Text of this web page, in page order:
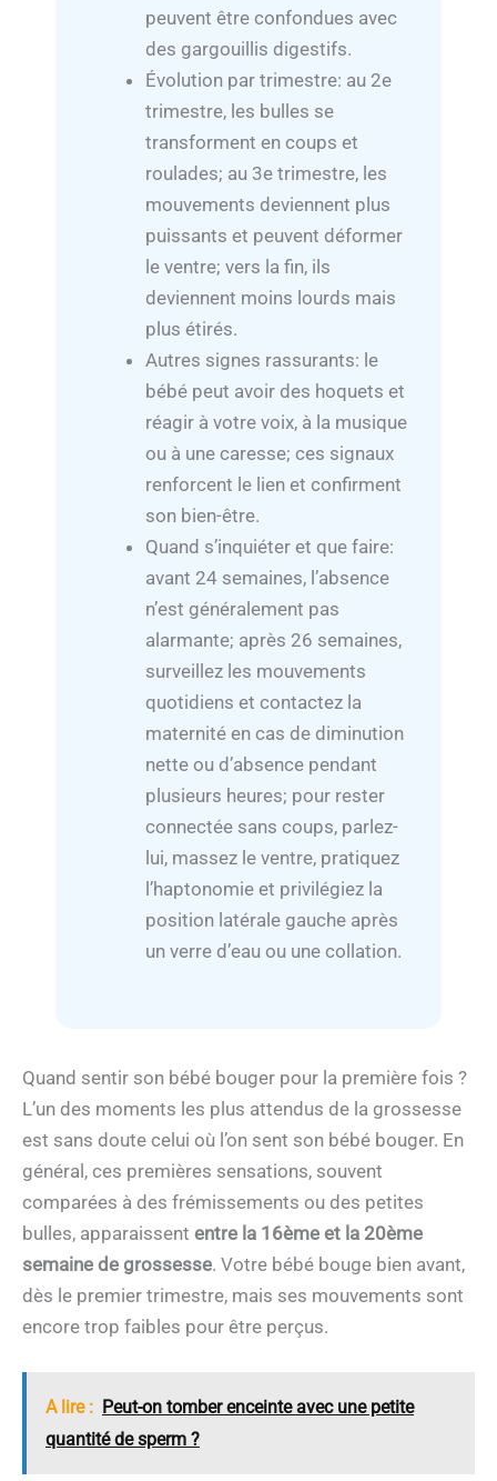
peuvent être confondues avec
des gargouillis digestifs.
Évolution par trimestre: au 2e
trimestre, les bulles se
transforment en coups et
roulades; au 3e trimestre, les
mouvements deviennent plus
puissants et peuvent déformer
le ventre; vers la fin, ils
deviennent moins lourds mais
plus étirés.
Autres signes rassurants: le
bébé peut avoir des hoquets et
réagir à votre voix, à la musique
ou à une caresse; ces signaux
renforcent le lien et confirment
son bien-être.
Quand s’inquiéter et que faire:
avant 24 semaines, l’absence
n’est généralement pas
alarmante; après 26 semaines,
surveillez les mouvements
quotidiens et contactez la
maternité en cas de diminution
nette ou d’absence pendant
plusieurs heures; pour rester
connectée sans coups, parlez-
lui, massez le ventre, pratiquez
l’haptonomie et privilégiez la
position latérale gauche après
un verre d’eau ou une collation.
Quand sentir son bébé bouger pour la première fois ?
L’un des moments les plus attendus de la grossesse
est sans doute celui où l’on sent son bébé bouger. En
général, ces premières sensations, souvent
comparées à des frémissements ou des petites
bulles, apparaissent entre la 16ème et la 20ème
semaine de grossesse. Votre bébé bouge bien avant,
dès le premier trimestre, mais ses mouvements sont
encore trop faibles pour être perçus.
A lire : Peut-on tomber enceinte avec une petite
quantité de sperm ?